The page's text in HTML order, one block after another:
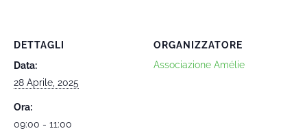
DETTAGLI
Data:
28 Aprile, 2025
Ora:
09:00 - 11:00
ORGANIZZATORE
Associazione Amélie